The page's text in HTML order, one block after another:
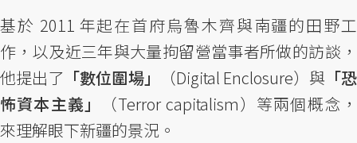
基於 2011 年起在首府烏魯木齊與南疆的田野工
作，以及近三年與大量拘留營當事者所做的訪談，
他提出了 「數位圍場」 （Digital Enclosure）與 「恐
怖資本主義」
（Terror capitalism）等兩個概念，
來理解眼下新疆的景況。